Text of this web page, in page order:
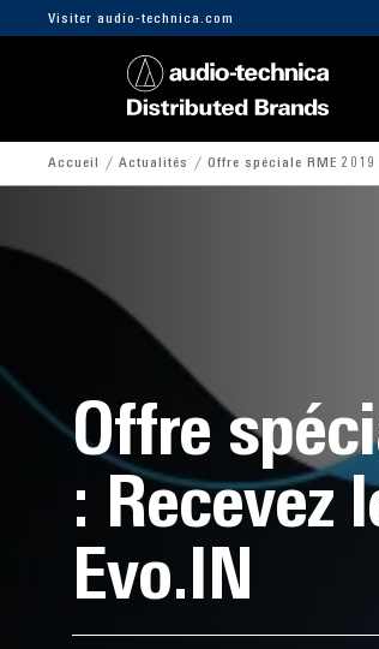
Visiter audio-technica.com
Accueil Actualités Offre spéciale RME
Offre
: Recevez
Evo.IN